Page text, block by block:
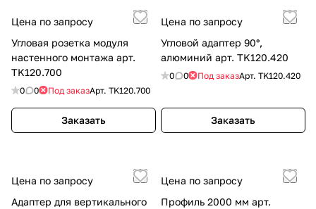
Цена по запросу
Угловая розетка модуля
настенного монтажа арт.
TK120.700
0 0 Под заказАрт. TK120.700
Заказать
Цена по запросу
Угловой адаптер 90°,
алюминий арт. TK120.420
0 0 Под заказАрт. TK120.420
Заказать
Цена по запросу
Адаптер для вертикального
Цена по запросу
Профиль 2000 мм арт.